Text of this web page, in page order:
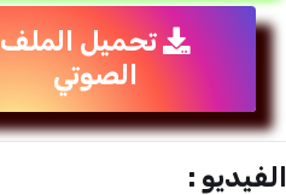
تحميل الملف
الصوتي
الفيديو :